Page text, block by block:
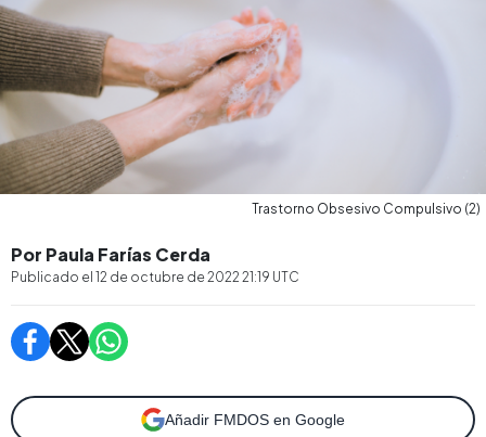
Trastorno Obsesivo Compulsivo (2)
Por Paula Farías Cerda
Publicado el 12 de octubre de 2022 21:19 UTC
Añadir FMDOS en Google